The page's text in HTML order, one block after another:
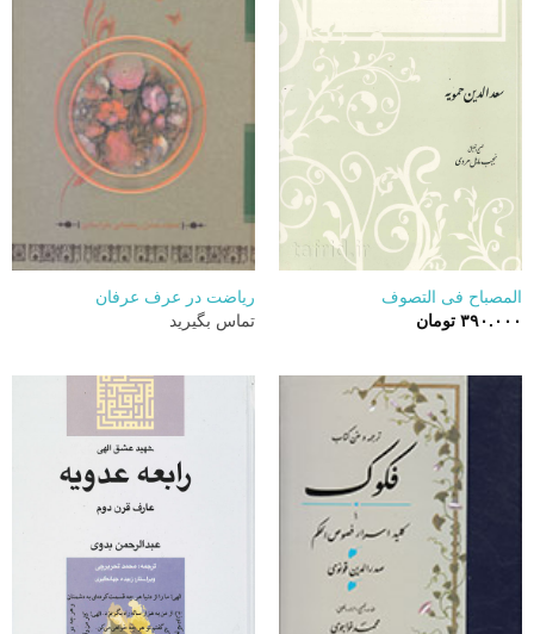
المصباح فی التصوف
۳۹۰.۰۰۰ تومان
ریاضت در عرف عرفان
تماس بگیرید